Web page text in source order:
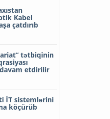
Kabel
çatdırıb
tətbiqinin
etdirilir
İT sistemlərini
köçürüb